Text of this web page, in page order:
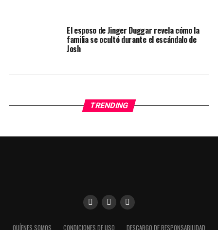
El esposo de Jinger Duggar revela cómo la
familia se ocultó durante el escándalo de
Josh
TRENDING
QUÍENES SOMOS CONDICIONES DE USO DESCARGO DE RESPONSABILIDAD
Utilizamos cookies para darte una mejor experiencia en